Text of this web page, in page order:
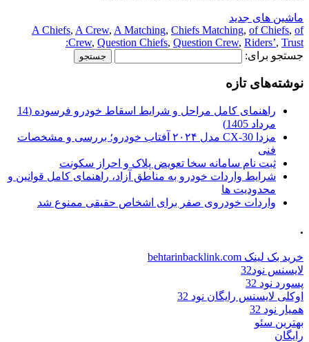
ماشین های جدید
A Chiefs, A Crew, A Matching, Chiefs Matching, of Chiefs, of
Crew, Question Chiefs, Question Crew, Riders’, Trust:
جستجو برای:
نوشته‌های تازه
راهنمای کامل مراحل و شرایط اسقاط خودرو فرسوده (14
مرداد 1405)
مزدا CX-30 مدل ۲۰۲۴ آفتاب خودرو؛ بررسی و مشخصات
فنی
ثبت نام سامانه سخا تعویض پلاک و احراز سکونت
شرایط واردات خودرو به مناطق آزاد، راهنمای کامل قوانین و
محدودیت ها
واردات خودروی صفر برای اشخاص حقیقی ممنوع شد
.
خرید بک لینک behtarinbacklink.com
لایسنس نود32
پسورد نود 32
اوکلی لایسنس رایگان نود 32
همیار نود 32
بهترین سئو
رایگان